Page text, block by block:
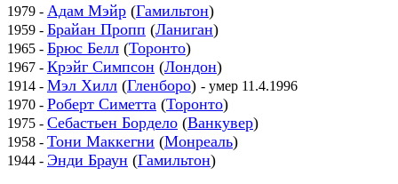
1979 - Адам Мэйр (Гамильтон)
1959 - Брайан Пропп (Ланиган)
1965 - Брюс Белл (Торонто)
1967 - Крэйг Симпсон (Лондон)
1914 - Мэл Хилл (Гленборо) - умер 11.4.1996
1970 - Роберт Симетта (Торонто)
1975 - Себастьен Бордело (Ванкувер)
1958 - Тони Маккегни (Монреаль)
1944 - Энди Браун (Гамильтон)